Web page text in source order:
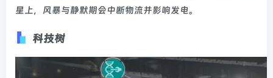
星上，风暴与静默期会中断物流并影响发电。
科技树